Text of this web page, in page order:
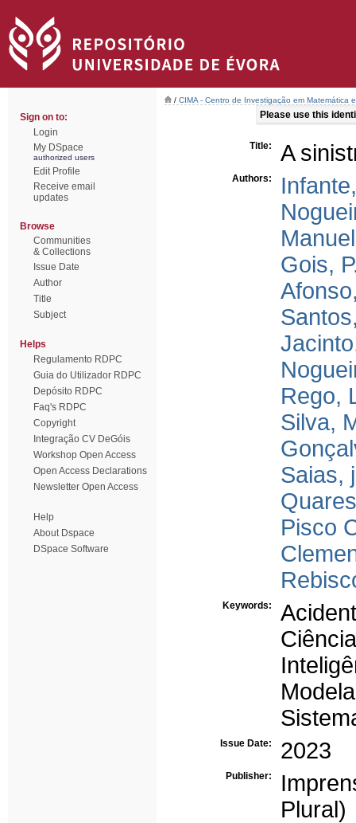
Sign on to:
Login
My DSpace
authorized users
Edit Profile
Receive email
updates
Browse
Communities
& Collections
Issue Date
Author
Title
Subject
Helps
Regulamento RDPC
Guia do Utilizador RDPC
Depósito RDPC
Faq's RDPC
Copyright
Integração CV DeGóis
Workshop Open Access
Open Access Declarations
Newsletter Open Access
Help
About Dspace
DSpace Software
/ CIMA - Centro de Investigação em Matemática
Please use this
Title: A
Authors:
Gois,
Rego,
Silva,
Saias,
Pisco
Keywords:
Issue Date: 2023
Publisher:
Plural)